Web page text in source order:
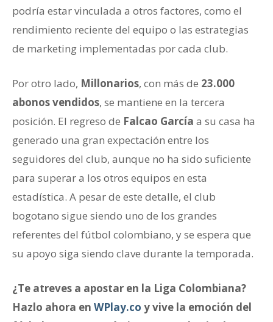
podría estar vinculada a otros factores, como el
rendimiento reciente del equipo o las estrategias
de marketing implementadas por cada club.
Por otro lado, Millonarios, con más de 23.000
abonos vendidos, se mantiene en la tercera
posición. El regreso de Falcao García a su casa ha
generado una gran expectación entre los
seguidores del club, aunque no ha sido suficiente
para superar a los otros equipos en esta
estadística. A pesar de este detalle, el club
bogotano sigue siendo uno de los grandes
referentes del fútbol colombiano, y se espera que
su apoyo siga siendo clave durante la temporada.
¿Te atreves a apostar en la Liga Colombiana?
Hazlo ahora en WPlay.co y vive la emoción del